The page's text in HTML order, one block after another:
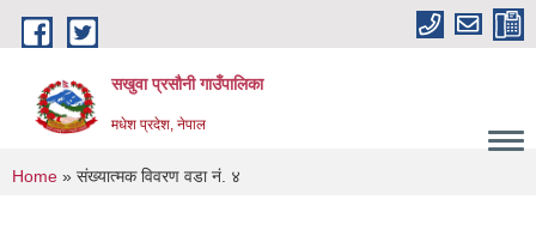
Skip to main content
सखुवा प्रसौनी गाउँपालिका
मधेश प्रदेश, नेपाल
You are here
Home » संख्यात्मक विवरण वडा नं. ४